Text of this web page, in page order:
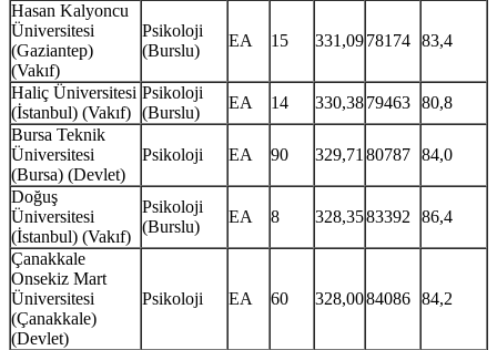
Hasan Kalyoncu
Üniversitesi
(Gaziantep)
(Vakıf)
Psikoloji
(Burslu)
EA 15 331,0978174 83,4
Haliç Üniversitesi
(İstanbul) (Vakıf)
Psikoloji
(Burslu)
EA 14 330,3879463 80,8
Bursa Teknik
Üniversitesi
(Bursa) (Devlet)
Psikoloji EA 90 329,7180787 84,0
Doğuş
Üniversitesi
(İstanbul) (Vakıf)
Psikoloji
(Burslu)
EA 8 328,3583392 86,4
Çanakkale
Onsekiz Mart
Üniversitesi
(Çanakkale)
(Devlet)
Psikoloji EA 60 328,0084086 84,2